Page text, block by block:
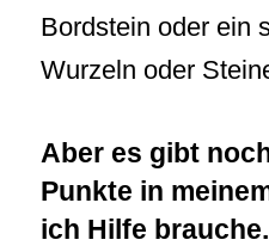
Bordstein oder ein
Wurzeln oder
Aber es gibt
Punkte in
ich Hilfe